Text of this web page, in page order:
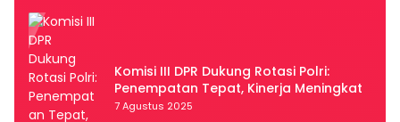
Komisi III DPR Dukung Rotasi Polri:
Penempatan Tepat, Kinerja Meningkat
7 Agustus 2025